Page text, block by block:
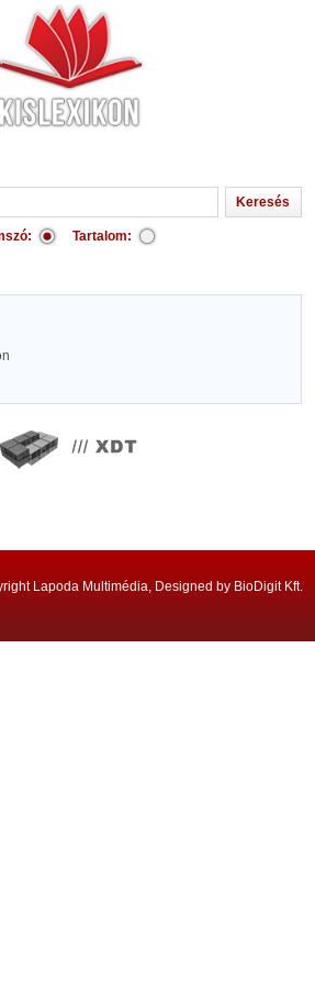
Tartalom:
Lapoda Multimédia, Designed by BioDigit Kft.